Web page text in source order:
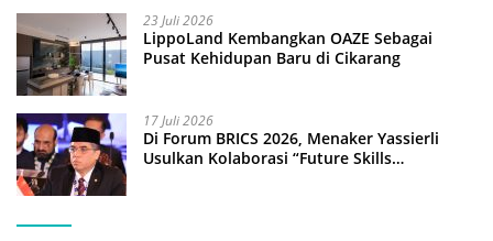
23 Juli 2026
LippoLand Kembangkan OAZE Sebagai
Pusat Kehidupan Baru di Cikarang
17 Juli 2026
Di Forum BRICS 2026, Menaker Yassierli
Usulkan Kolaborasi “Future Skills